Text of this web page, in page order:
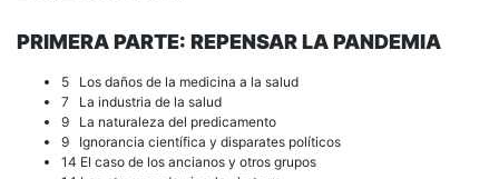
PRIMERA PARTE: REPENSAR LA PANDEMIA
5 Los daños de la medicina a la salud
7 La industria de la salud
9 La naturaleza del predicamento
9 Ignorancia científica y disparates políticos
14 El caso de los ancianos y otros grupos